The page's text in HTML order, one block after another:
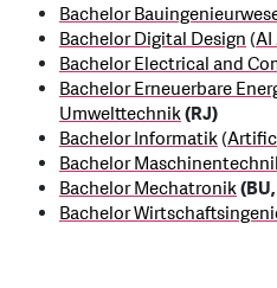
Bachelor
Bachelor Digital Design(
Bachelor Electrical and
Bachelor Erneuerbare
Umwelttechnik(RJ)
Bachelor Informatik(
Bachelor
Bachelor Mechatronik
Bachelor